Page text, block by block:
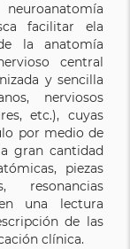
facilitar ela
la anatomía
central
y sencilla
nerviosos
etc.), cuyas
por medio de
gran cantidad
piezas
resonancias
una lectura
de las
clínica.